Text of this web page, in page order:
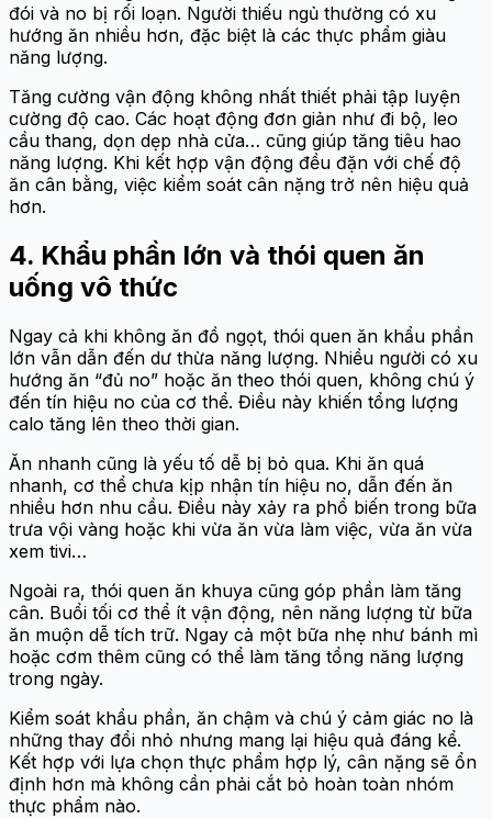
đói và no bị rối loạn. Người thiếu ngủ thường có xu
hướng ăn nhiều hơn, đặc biệt là các thực phẩm giàu
năng lượng.
Tăng cường vận động không nhất thiết phải tập luyện
cường độ cao. Các hoạt động đơn giản như đi bộ, leo
cầu thang, dọn dẹp nhà cửa… cũng giúp tăng tiêu hao
năng lượng. Khi kết hợp vận động đều đặn với chế độ
ăn cân bằng, việc kiểm soát cân nặng trở nên hiệu quả
hơn.
4. Khẩu phần lớn và thói quen ăn
uống vô thức
Ngay cả khi không ăn đồ ngọt, thói quen ăn khẩu phần
lớn vẫn dẫn đến dư thừa năng lượng. Nhiều người có xu
hướng ăn “đủ no” hoặc ăn theo thói quen, không chú ý
đến tín hiệu no của cơ thể. Điều này khiến tổng lượng
calo tăng lên theo thời gian.
Ăn nhanh cũng là yếu tố dễ bị bỏ qua. Khi ăn quá
nhanh, cơ thể chưa kịp nhận tín hiệu no, dẫn đến ăn
nhiều hơn nhu cầu. Điều này xảy ra phổ biến trong bữa
trưa vội vàng hoặc khi vừa ăn vừa làm việc, vừa ăn vừa
xem tivi…
Ngoài ra, thói quen ăn khuya cũng góp phần làm tăng
cân. Buổi tối cơ thể ít vận động, nên năng lượng từ bữa
ăn muộn dễ tích trữ. Ngay cả một bữa nhẹ như bánh mì
hoặc cơm thêm cũng có thể làm tăng tổng năng lượng
trong ngày.
Kiểm soát khẩu phần, ăn chậm và chú ý cảm giác no là
những thay đổi nhỏ nhưng mang lại hiệu quả đáng kể.
Kết hợp với lựa chọn thực phẩm hợp lý, cân nặng sẽ ổn
định hơn mà không cần phải cắt bỏ hoàn toàn nhóm
thực phẩm nào.